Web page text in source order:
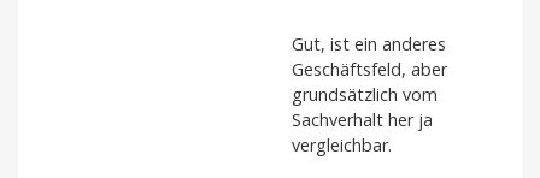
Gut, ist ein anderes
Geschäftsfeld, aber
grundsätzlich vom
Sachverhalt her ja
vergleichbar.